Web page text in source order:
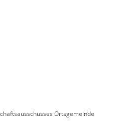
Ortsgemeinde